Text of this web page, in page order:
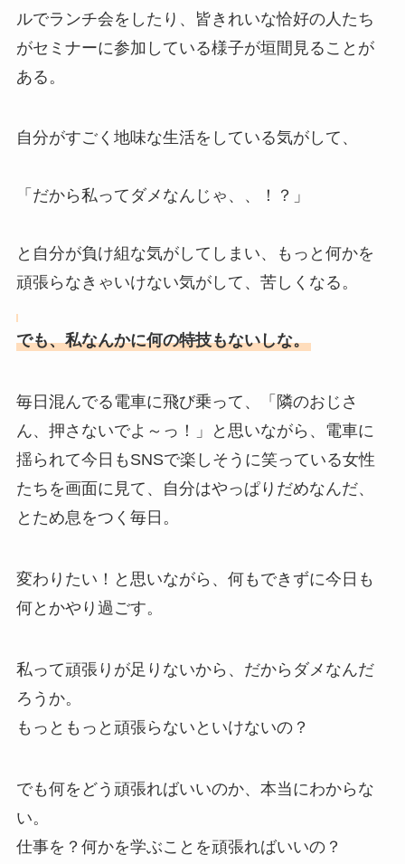
ルでランチ会をしたり、皆きれいな恰好の人たち
がセミナーに参加している様子が垣間見ることが
ある。
自分がすごく地味な生活をしている気がして、
「だから私ってダメなんじゃ、、！？」
と自分が負け組な気がしてしまい、もっと何かを
頑張らなきゃいけない気がして、苦しくなる。
でも、私なんかに何の特技もないしな。
毎日混んでる電車に飛び乗って、「隣のおじさ
ん、押さないでよ～っ！」と思いながら、電車に
揺られて今日もSNSで楽しそうに笑っている女性
たちを画面に見て、自分はやっぱりだめなんだ、
とため息をつく毎日。
変わりたい！と思いながら、何もできずに今日も
何とかやり過ごす。
私って頑張りが足りないから、だからダメなんだ
ろうか。
もっともっと頑張らないといけないの？
でも何をどう頑張ればいいのか、本当にわからな
い。
仕事を？何かを学ぶことを頑張ればいいの？